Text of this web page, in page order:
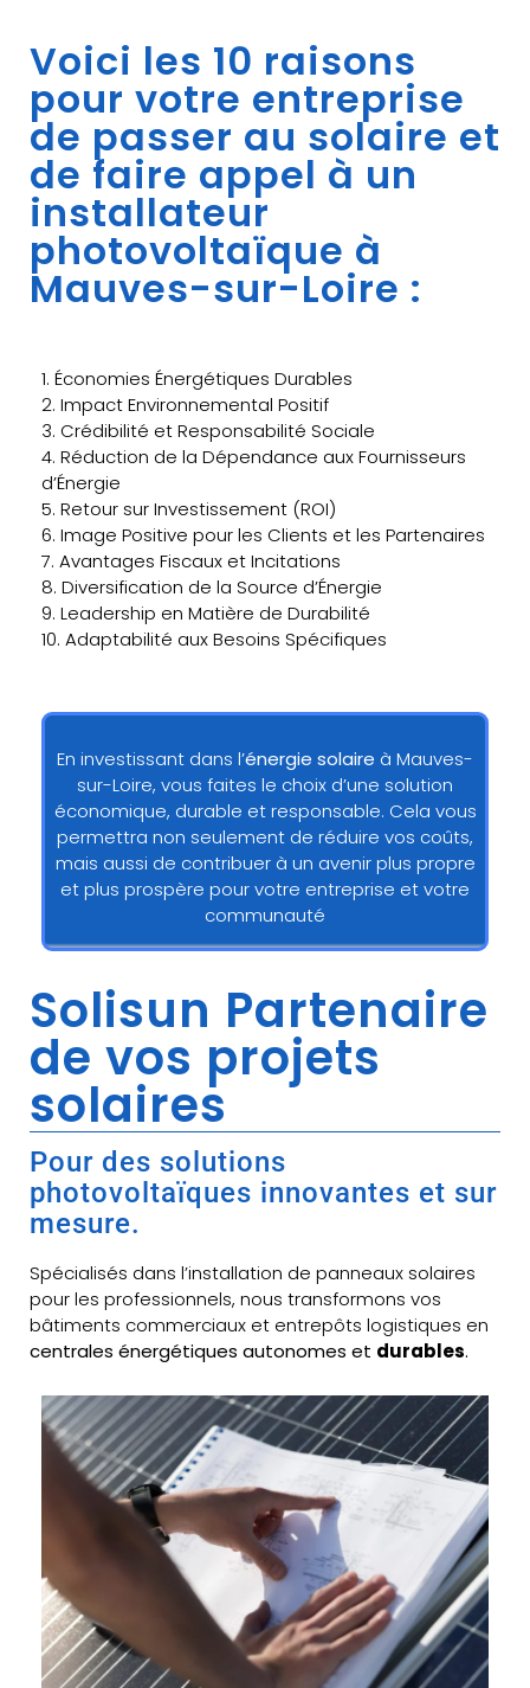
Voici les 10 raisons
pour votre entreprise
de passer au solaire et
de faire appel à un
installateur
photovoltaïque à
Mauves-sur-Loire :
1. Économies Énergétiques Durables
2. Impact Environnemental Positif
3. Crédibilité et Responsabilité Sociale
4. Réduction de la Dépendance aux Fournisseurs
d’Énergie
5. Retour sur Investissement (ROI)
6. Image Positive pour les Clients et les Partenaires
7. Avantages Fiscaux et Incitations
8. Diversification de la Source d’Énergie
9. Leadership en Matière de Durabilité
10. Adaptabilité aux Besoins Spécifiques
En investissant dans l’énergie solaire à Mauves-
sur-Loire, vous faites le choix d’une solution
économique, durable et responsable. Cela vous
permettra non seulement de réduire vos coûts,
mais aussi de contribuer à un avenir plus propre
et plus prospère pour votre entreprise et votre
communauté
Solisun Partenaire
de vos projets
solaires
Pour des solutions
photovoltaïques innovantes et sur
mesure.
Spécialisés dans l’installation de panneaux solaires
pour les professionnels, nous transformons vos
bâtiments commerciaux et entrepôts logistiques en
centrales énergétiques autonomes et durables.